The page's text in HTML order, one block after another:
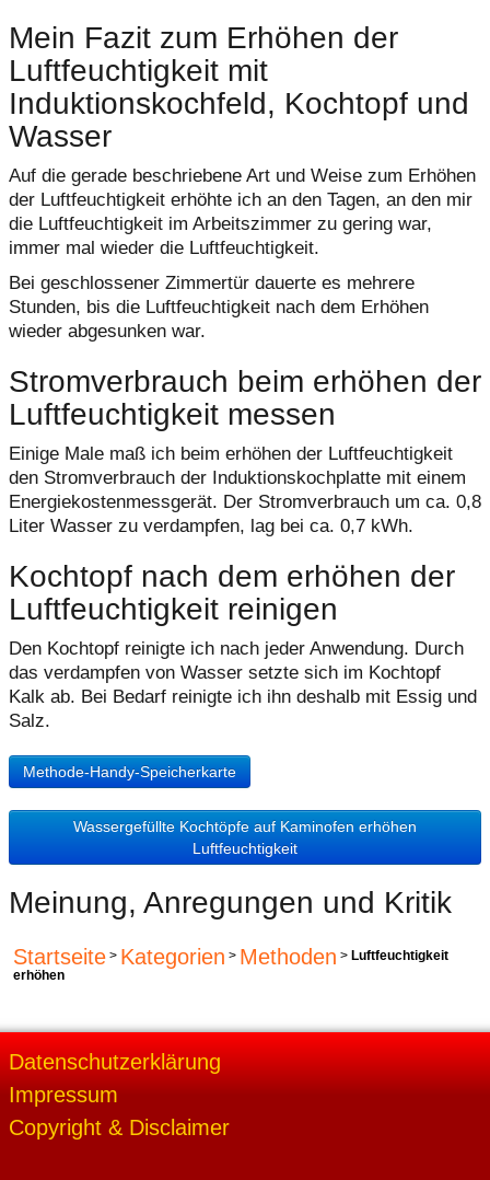
Mein Fazit zum Erhöhen der
Luftfeuchtigkeit mit
Induktionskochfeld, Kochtopf und
Wasser
Auf die gerade beschriebene Art und Weise zum Erhöhen
der Luftfeuchtigkeit erhöhte ich an den Tagen, an den mir
die Luftfeuchtigkeit im Arbeitszimmer zu gering war,
immer mal wieder die Luftfeuchtigkeit.
Bei geschlossener Zimmertür dauerte es mehrere
Stunden, bis die Luftfeuchtigkeit nach dem Erhöhen
wieder abgesunken war.
Stromverbrauch beim erhöhen der
Luftfeuchtigkeit messen
Einige Male maß ich beim erhöhen der Luftfeuchtigkeit
den Stromverbrauch der Induktionskochplatte mit einem
Energiekostenmessgerät. Der Stromverbrauch um ca. 0,8
Liter Wasser zu verdampfen, lag bei ca. 0,7 kWh.
Kochtopf nach dem erhöhen der
Luftfeuchtigkeit reinigen
Den Kochtopf reinigte ich nach jeder Anwendung. Durch
das verdampfen von Wasser setzte sich im Kochtopf
Kalk ab. Bei Bedarf reinigte ich ihn deshalb mit Essig und
Salz.
Methode-Handy-Speicherkarte
Wassergefüllte Kochtöpfe auf Kaminofen erhöhen
Luftfeuchtigkeit
Meinung, Anregungen und Kritik
Startseite > Kategorien > Methoden > Luftfeuchtigkeit
erhöhen
Datenschutzerklärung
Impressum
Copyright & Disclaimer